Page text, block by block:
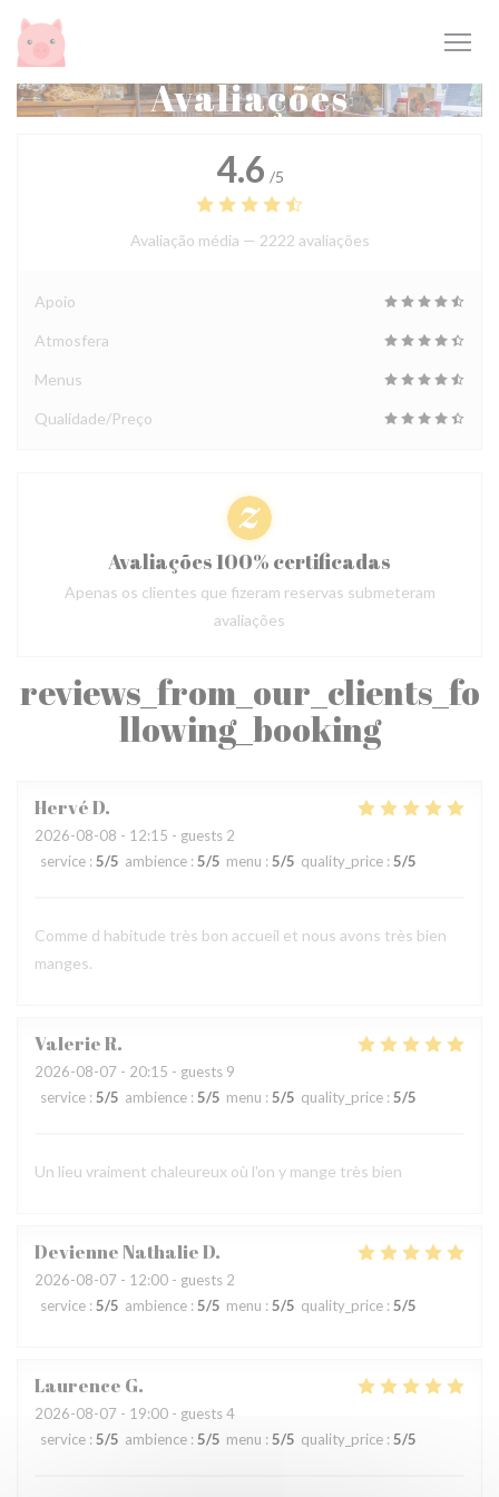
Painel de Gerenciamento de Cookies
Avaliações
reviews_from_our_clients_fo
llowing_booking
HervéD
2026-08-08 - 12:15 - guests 2
service : 5/5 ambience : 5/5 menu : 5/5 quality_price : 5/5
Comme d habitude très bon accueil et nous avons très bien
manges.
ValerieR
2026-08-07 - 20:15 - guests 9
service : 5/5 ambience : 5/5 menu : 5/5 quality_price : 5/5
Un lieu vraiment chaleureux où l'on y mange très bien
Devienne NathalieD
2026-08-07 - 12:00 - guests 2
service : 5/5 ambience : 5/5 menu : 5/5 quality_price : 5/5
Laurence G
2026-08-07 - 19:00 - guests 4
service :5/5 ambience : 5/5 menu :5/5 quality_price :5/5
4.6 /5
Avaliação média — 2222 avaliações
Apoio
Atmosfera
Menus
Qualidade/Preço
Avaliações 100% certificadas
Apenas os clientes que fizeram reservas submeteram
avaliações